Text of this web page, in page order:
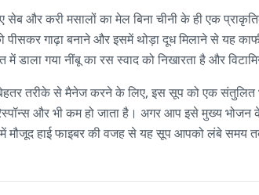
सेब और करी मसालों का मेल बिना चीनी के ही एक
गाढ़ा बनाने और इसमें थोड़ा दूध मिलाने से यह
में डाला गया नींबू का रस स्वाद को निखारता है और
तरीके से मैनेज करने के लिए, इस सूप को एक
और भी कम हो जाता है। अगर आप इसे मुख्य
मौजूद हाई फाइबर की वजह से यह सूप आपको लंबे समय